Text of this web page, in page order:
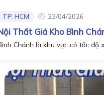
TP. HCM 23/04/2026
Thất Giá Kho Bình
Chánh là khu vực có tốc độ